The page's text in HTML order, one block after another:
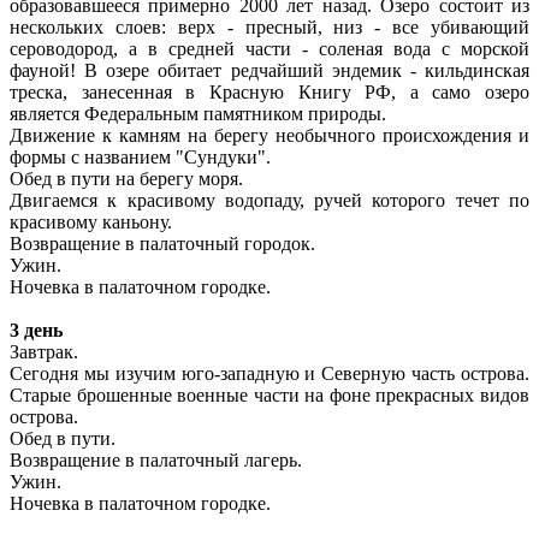
образовавшееся примерно 2000 лет назад. Озеро состоит из
нескольких слоев: верх - пресный, низ - все убивающий
сероводород, а в средней части - соленая вода с морской
фауной! В озере обитает редчайший эндемик - кильдинская
треска, занесенная в Красную Книгу РФ, а само озеро
является Федеральным памятником природы.
Движение к камням на берегу необычного происхождения и
формы с названием "Сундуки".
Обед в пути на берегу моря.
Двигаемся к красивому водопаду, ручей которого течет по
красивому каньону.
Возвращение в палаточный городок.
Ужин.
Ночевка в палаточном городке.
3 день
Завтрак.
Сегодня мы изучим юго-западную и Северную часть острова.
Старые брошенные военные части на фоне прекрасных видов
острова.
Обед в пути.
Возвращение в палаточный лагерь.
Ужин.
Ночевка в палаточном городке.